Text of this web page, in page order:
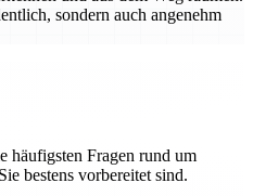
sondern auch angenehm
häufigsten Fragen rund um
bestens vorbereitet sind.